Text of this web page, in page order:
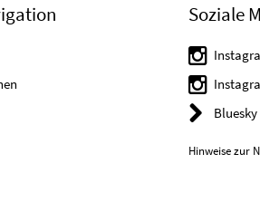
Soziale
Hinweise zur